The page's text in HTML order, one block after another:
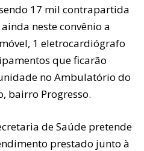
17 mil contrapartida
neste convênio a
1 eletrocardiógrafo
que ficarão
no Ambulatório do
bairro Progresso.
de Saúde pretende
prestado junto à